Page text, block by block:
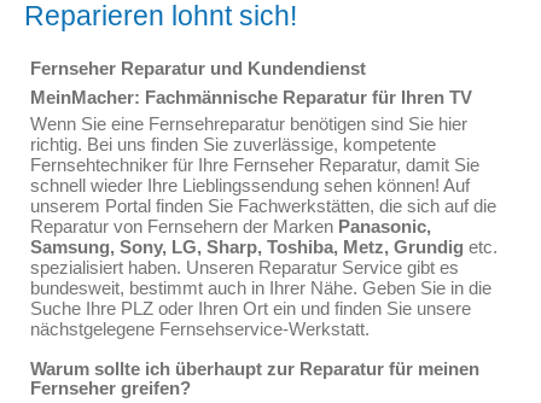
Reparieren lohnt sich!
Fernseher Reparatur und Kundendienst
MeinMacher: Fachmännische Reparatur für Ihren TV
Wenn Sie eine Fernsehreparatur benötigen sind Sie hier
richtig. Bei uns finden Sie zuverlässige, kompetente
Fernsehtechniker für Ihre Fernseher Reparatur, damit Sie
schnell wieder Ihre Lieblingssendung sehen können! Auf
unserem Portal finden Sie Fachwerkstätten, die sich auf die
Reparatur von Fernsehern der Marken Panasonic,
Samsung, Sony, LG, Sharp, Toshiba, Metz, Grundig etc.
spezialisiert haben. Unseren Reparatur Service gibt es
bundesweit, bestimmt auch in Ihrer Nähe. Geben Sie in die
Suche Ihre PLZ oder Ihren Ort ein und finden Sie unsere
nächstgelegene Fernsehservice-Werkstatt.
Warum sollte ich überhaupt zur Reparatur für meinen
Fernseher greifen?